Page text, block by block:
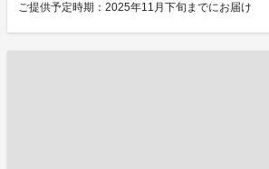
ご提供予定時期：2025年11月下旬までにお届け